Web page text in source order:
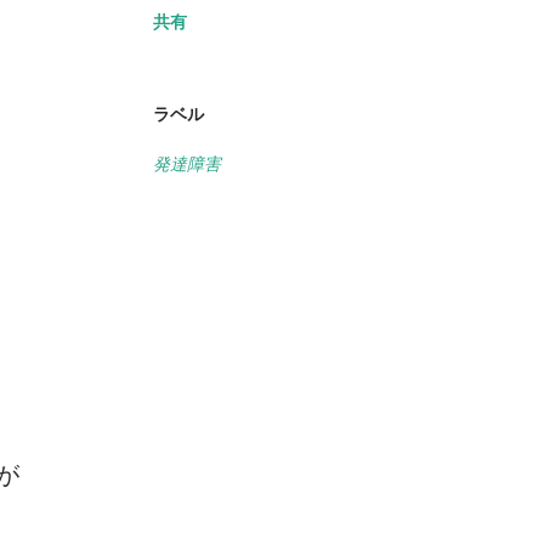
共有
ラベル
発達障害